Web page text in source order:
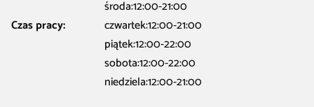
Czas pracy:
środa:12:00-21:00
czwartek:12:00-21:00
piątek:12:00-22:00
sobota:12:00-22:00
niedziela:12:00-21:00